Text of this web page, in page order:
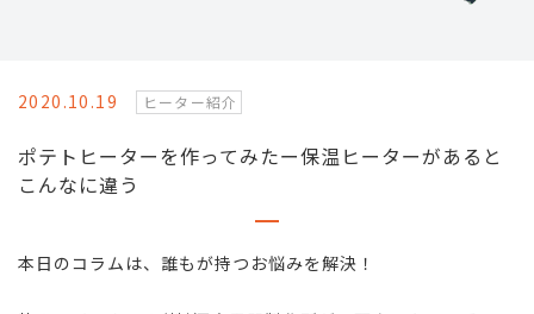
2020.10.19 ヒーター紹介
ポテトヒーターを作ってみたー保温ヒーターがあると
こんなに違う
本日のコラムは、誰もが持つお悩みを解決！